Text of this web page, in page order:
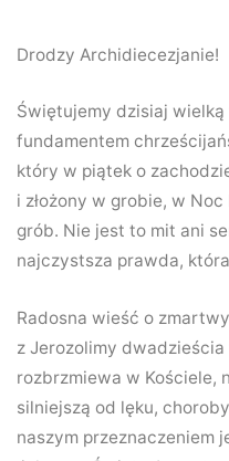
Drodzy Archidiecezjanie!
Świętujemy dzisiaj
fundamentem
który w piątek o
i złożony w grobie, w
grób. Nie jest to mit ani
najczystsza prawda,
Radosna wieść o
z Jerozolimy
rozbrzmiewa w Kościele,
silniejszą od lęku,
naszym przeznaczeniem